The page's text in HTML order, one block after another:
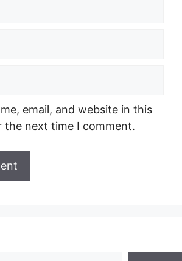
email, and website in this
the next time I comment.